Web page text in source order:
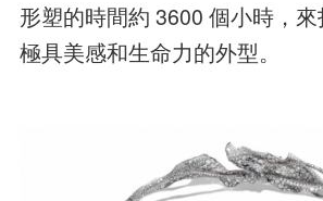
形塑的時間約 3600 個小時，
極具美感和生命力的外型。